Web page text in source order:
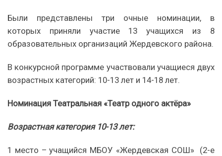
Были представлены три очные номинации, в
которых приняли участие 13 учащихся из 8
образовательных организаций Жердевского района.
В конкурсной программе участвовали учащиеся двух
возрастных категорий: 10-13 лет и 14-18 лет.
Номинация Театральная «Театр одного актёра»
Возрастная категория 10-13 лет:
1 место – учащийся МБОУ «Жердевская СОШ» (2-е